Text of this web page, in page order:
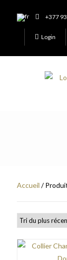
+377
Login
Accueil /